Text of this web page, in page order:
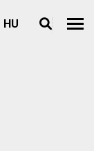
HU Meniu